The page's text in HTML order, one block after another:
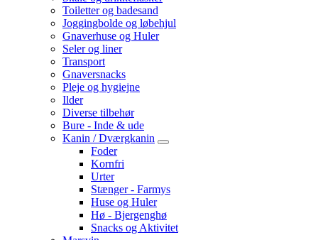
Toiletter og badesand
Joggingbolde og løbehjul
Gnaverhuse og Huler
Seler og liner
Transport
Gnaversnacks
Pleje og hygiejne
Ilder
Diverse tilbehør
Bure - Inde & ude
Kanin / Dværgkanin
Foder
Kornfri
Urter
Stænger - Farmys
Huse og Huler
Hø - Bjergenghø
Snacks og Aktivitet